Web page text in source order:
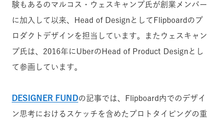
験もあるのマルコス・ウェスキャンプ氏が創業メンバー
に加入して以来、Head of DesignとしてFlipboardのプ
ロダクトデザインを担当しています。またウェスキャン
プ氏は、2016年にUberのHead of Product Designとし
て参画しています。
DESIGNER FUNDの記事では、Flipboard内でのデザイ
ン思考におけるスケッチを含めたプロトタイピングの重